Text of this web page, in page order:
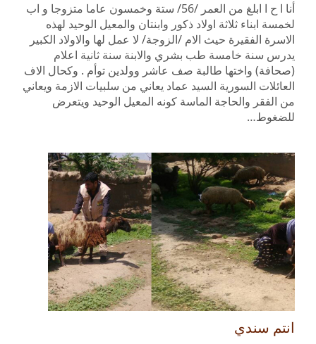
أنا ا ح ا ابلغ من العمر /56/ ستة وخمسون عاما متزوجا و اب
لخمسة ابناء ثلاثة اولاد ذكور وابنتان والمعيل الوحيد لهذه
الاسرة الفقيرة حيث الام /الزوجة/ لا عمل لها والاولاد الكبير
يدرس سنة خامسة طب بشري والابنة سنة ثانية اعلام
(صحافة) واختها طالبة صف عاشر وولدين توأم . وكحال الاف
العائلات السورية السيد عماد يعاني من سلبيات الازمة ويعاني
من الفقر والحاجة الماسة كونه المعيل الوحيد ويتعرض
للضغوط…
انتم سندي